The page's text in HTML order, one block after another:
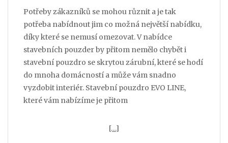
Potřeby zákazníků se mohou různit a je tak
potřeba nabídnout jim co možná největší nabídku,
díky které se nemusí omezovat. V nabídce
stavebních pouzder by přitom nemělo chybět i
stavební pouzdro se skrytou zárubní, které se hodí
do mnoha domácností a může vám snadno
vyzdobit interiér. Stavební pouzdro EVO LINE,
které vám nabízíme je přitom
[…]